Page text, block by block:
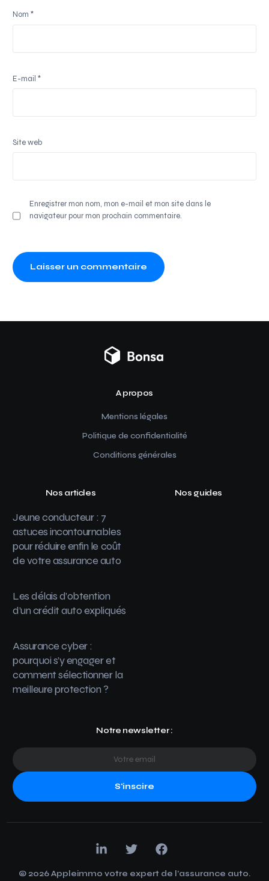
Nom*
E-mail*
Site web
Enregistrer mon nom, mon e-mail et mon site dans le
navigateur pour mon prochain commentaire.
A propos
Mentions légales
Politique de confidentialité
Conditions générales
Nos articles
Jeune conducteur : 7
astuces incontournables
pour réduire enfin le coût
de votre assurance auto
Les délais d’obtention
d’un crédit auto expliqués
Assurance cyber :
pourquoi s’y engager et
comment sélectionner la
meilleure protection ?
Nos guides
Notre newsletter :
S'inscire
© 2026 Appleimmo votre expert de l’assurance auto.